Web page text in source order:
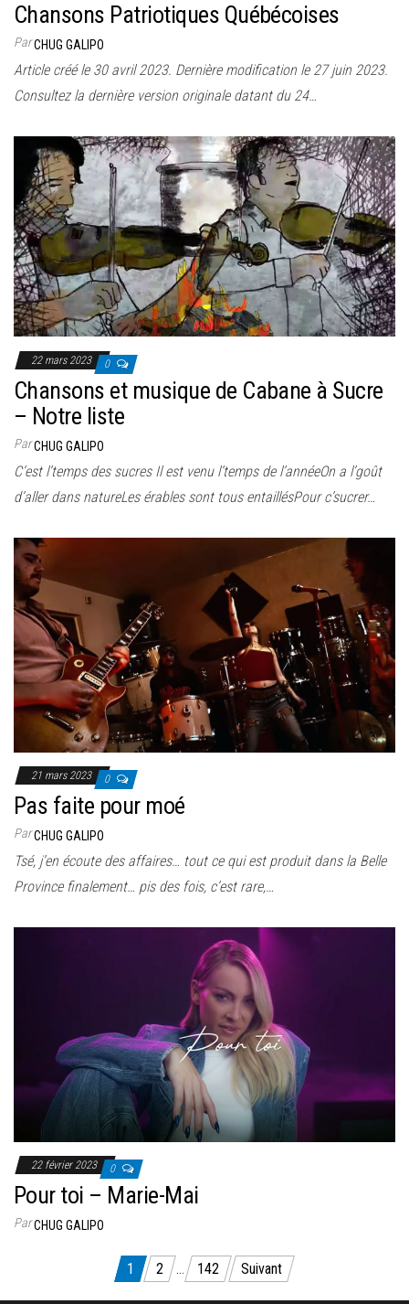
Chansons Patriotiques Québécoises
ParCHUG GALIPO
Article créé le 30 avril 2023. Dernière modification le 27 juin 2023.
Consultez la dernière version originale datant du 24…
22 mars 2023 0
Chansons et musique de Cabane à Sucre
– Notre liste
ParCHUG GALIPO
C’est l’temps des sucres Il est venu l’temps de l’annéeOn a l’goût
d’aller dans natureLes érables sont tous entaillésPour c’sucrer…
21 mars 2023 0
Pas faite pour moé
ParCHUG GALIPO
Tsé, j’en écoute des affaires… tout ce qui est produit dans la Belle
Province finalement… pis des fois, c’est rare,…
22 février 2023 0
Pour toi – Marie-Mai
ParCHUG GALIPO
Pagination1 2 … 142 Suivant